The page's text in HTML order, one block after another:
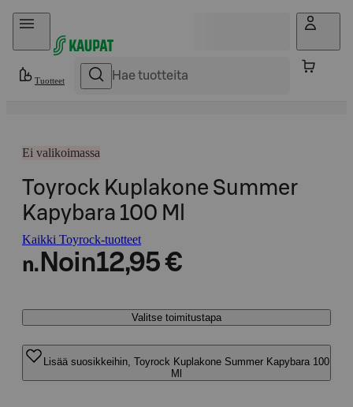
Hyppää sisältöön
Tuotteet
Ei valikoimassa
Toyrock Kuplakone Summer
Kapybara 100 Ml
Kaikki Toyrock-tuotteet
n. Noin12,95 €
Valitse toimitustapa
Lisää suosikkeihin, Toyrock Kuplakone Summer Kapybara 100
Ml